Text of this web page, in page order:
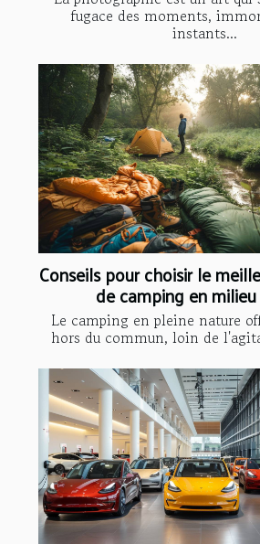
fugace des moments,
instants...
Conseils pour choisir le
de camping en
Le camping en pleine nature
hors du commun, loin de